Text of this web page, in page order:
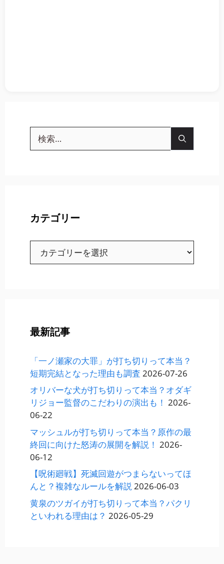
索:
カテゴリー
最新記事
「一ノ瀬家の大罪」が打ち切りって本当？
短期完結となった理由も調査 2026-07-26
オリバーな犬が打ち切りって本当？オダギ
リジョー監督のこだわりの演出も！ 2026-
06-22
マッシュルが打ち切りって本当？原作の最
終回に向けた怒涛の展開を解説！ 2026-
06-12
【呪術廻戦】死滅回遊がつまらないってほ
んと？複雑なルールを解説2026-06-03
黄泉のツガイが打ち切りって本当？パクリ
といわれる理由は？ 2026-05-29